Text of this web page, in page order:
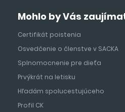
Mohlo by Vás
Certifikát poistenia
Osvedčenie o členstve v SACKA
Splnomocnenie pre dieťa
Prvýkrát na letisku
Hľadám spolucestujúceho
Profil CK